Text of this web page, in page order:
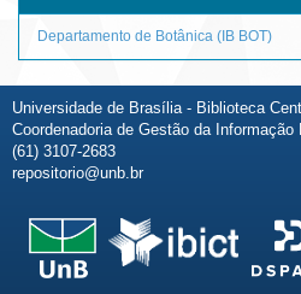
Departamento de Botânica (IB BOT)
Universidade de Brasília - Biblioteca
Coordenadoria de Gestão da Informação
(61) 3107-2683
repositorio@unb.br